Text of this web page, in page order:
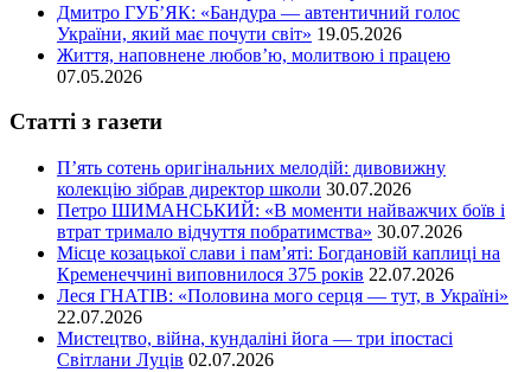
Дмитро ГУБ’ЯК: «Бандура — автентичний голос
України, який має почути світ» 19.05.2026
Життя, наповнене любов’ю, молитвою і працею
07.05.2026
Статті з газети
П’ять сотень оригінальних мелодій: дивовижну
колекцію зібрав директор школи 30.07.2026
Петро ШИМАНСЬКИЙ: «В моменти найважчих боїв і
втрат тримало відчуття побратимства» 30.07.2026
Місце козацької слави і пам’яті: Богдановій каплиці на
Кременеччині виповнилося 375 років 22.07.2026
Леся ГНАТІВ: «Половина мого серця — тут, в Україні»
22.07.2026
Мистецтво, війна, кундаліні йога — три іпостасі
Світлани Луців 02.07.2026